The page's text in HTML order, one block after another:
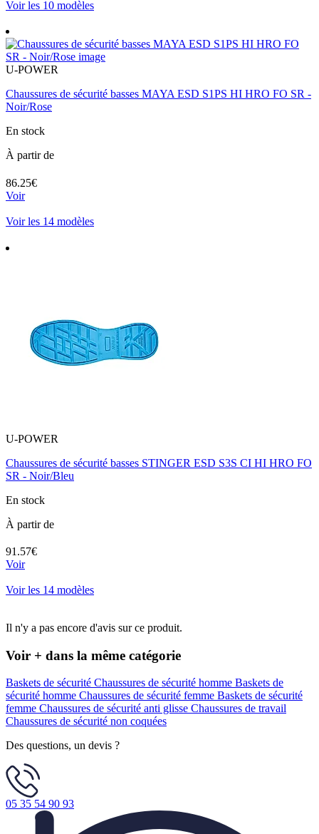
Voir les 10 modèles
U-POWER
Chaussures de sécurité basses MAYA ESD S1PS HI HRO FO SR -
Noir/Rose
En stock
À partir de
86.25€
Voir
Voir les 14 modèles
U-POWER
Chaussures de sécurité basses STINGER ESD S3S CI HI HRO FO
SR - Noir/Bleu
En stock
À partir de
91.57€
Voir
Voir les 14 modèles
Il n'y a pas encore d'avis sur ce produit.
Voir + dans la même catégorie
Baskets de sécurité Chaussures de sécurité homme Baskets de
sécurité homme Chaussures de sécurité femme Baskets de sécurité
femme Chaussures de sécurité anti glisse Chaussures de travail
Chaussures de sécurité non coquées
Des questions, un devis ?
05 35 54 90 93